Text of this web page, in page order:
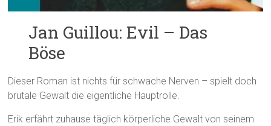
Jan Guillou: Evil – Das
Böse
Dieser Roman ist nichts für schwache Nerven – spielt doch
brutale Gewalt die eigentliche Hauptrolle.
Erik erfährt zuhause täglich körperliche Gewalt von seinem